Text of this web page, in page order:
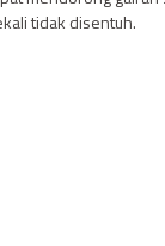
tidak disentuh.